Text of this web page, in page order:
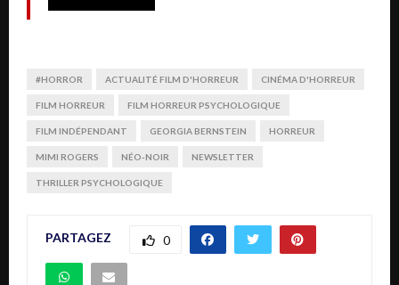
#HORROR ACTUALITÉ FILM D'HORREUR CINÉMA D'HORREUR
FILM HORREUR FILM HORREUR PSYCHOLOGIQUE
FILM INDÉPENDANT GEORGIA BERNSTEIN HORREUR
MIMI ROGERS NÉO-NOIR NEWSLETTER
THRILLER PSYCHOLOGIQUE
PARTAGEZ 0